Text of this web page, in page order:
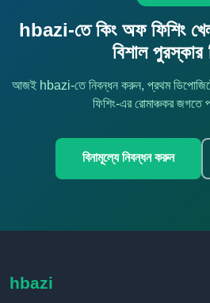
hbazi-তে কিং অফ ফিশিং
বিশাল
আজই hbazi-তে নিবন্ধন করুন, প্রথম
ফিশিং-এর রোমাঞ্চকর জগতে
বিনামূল্যে নিবন্ধন করুন
hbazi